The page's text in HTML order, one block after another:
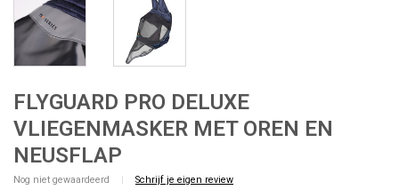
FLYGUARD PRO DELUXE
VLIEGENMASKER MET OREN EN
NEUSFLAP
Nog niet gewaardeerd | Schrijf je eigen review